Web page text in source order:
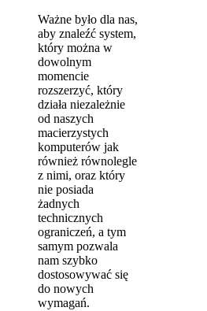
Ważne było dla nas,
aby znaleźć system,
który można w
dowolnym
momencie
rozszerzyć, który
działa niezależnie
od naszych
macierzystych
komputerów jak
również równolegle
z nimi, oraz który
nie posiada
żadnych
technicznych
ograniczeń, a tym
samym pozwala
nam szybko
dostosowywać się
do nowych
wymagań.